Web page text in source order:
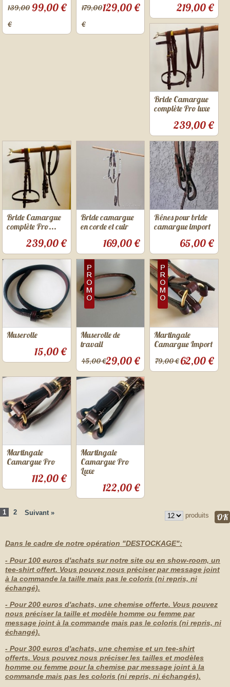
99,00 €
139,00
€
129,00 €
179,00
€
219,00 €
Bride Camargue
complète Pro luxe
239,00 €
Bride Camargue
complète Pro...
239,00 €
Bride camargue
en corde et cuir
169,00 €
Rênes pour bride
camargue import
65,00 €
Muserolle
15,00 €
Muserolle de
travail
29,00 €
45,00 €
Martingale
Camargue Import
62,00 €
79,00 €
Martingale
Camargue Pro
112,00 €
Martingale
Camargue Pro
Luxe
122,00 €
1 2 Suivant » produits
Dans le cadre de notre opération "DESTOCKAGE":
- Pour 100 euros d'achats sur notre site ou en show-room, un
tee-shirt offert. Vous pouvez nous préciser par message joint
à la commande la taille mais pas le coloris (ni repris, ni
échangé).
- Pour 200 euros d'achats, une chemise offerte. Vous pouvez
nous préciser la taille et modèle homme ou femme par
message joint à la commande mais pas le coloris (ni repris, ni
échangé).
- Pour 300 euros d'achats, une chemise et un tee-shirt
offerts. Vous pouvez nous préciser les tailles et modèles
homme ou femme pour la chemise par message joint à la
commande mais pas les coloris (ni repris, ni échangés).